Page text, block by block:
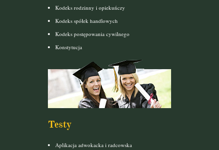
Kodeks rodzinny i opiekuńczy
Kodeks spółek handlowych
Kodeks postępowania cywilnego
Konstytucja
Testy
Aplikacja adwokacka i radcowska